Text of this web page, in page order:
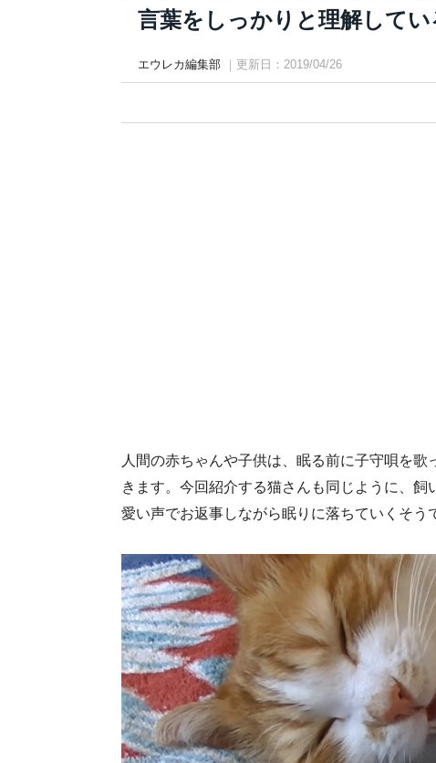
言葉をしっかりと理解してい
エウレカ編集部 ｜更新日：2019/04/26
人間の赤ちゃんや子供は、眠る前に子守唄を
きます。今回紹介する猫さんも同じように、
愛い声でお返事しながら眠りに落ちていくそう